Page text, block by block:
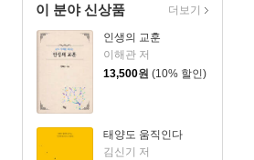
이 분야 신상품
인생의 교훈
이해관 저
13,500원 (10% 할인)
태양도 움직인다
김신기 저
더보기